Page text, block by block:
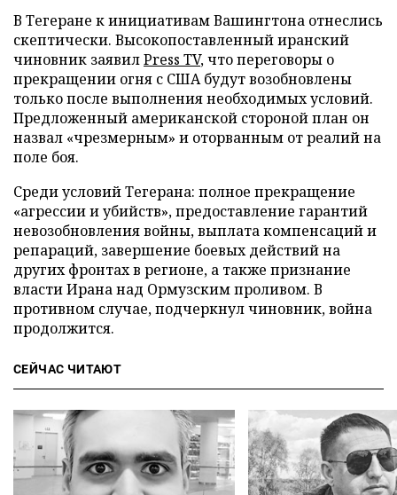
В Тегеране к инициативам Вашингтона отнеслись
скептически. Высокопоставленный иранский
чиновник заявилPress TV, что переговоры о
прекращении огня с США будут возобновлены
только после выполнения необходимых условий.
Предложенный американской стороной план он
назвал «чрезмерным» и оторванным от реалий на
поле боя.
Среди условий Тегерана: полное прекращение
«агрессии и убийств», предоставление гарантий
невозобновления войны, выплата компенсаций и
репараций, завершение боевых действий на
других фронтах в регионе, а также признание
власти Ирана над Ормузским проливом. В
противном случае, подчеркнул чиновник, война
продолжится.
СЕЙЧАС ЧИТАЮТ